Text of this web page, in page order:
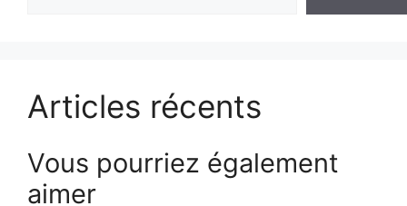
Articles récents
Vous pourriez également
aimer